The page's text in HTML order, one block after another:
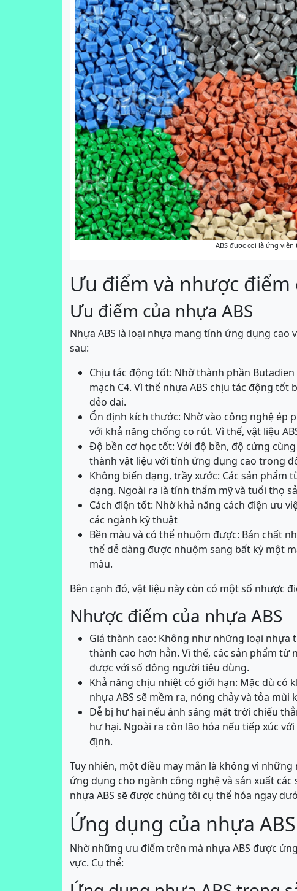
ABS được coi là ứng
Ưu điểm và nhược điểm
Ưu điểm của nhựa ABS
Nhựa ABS là loại nhựa mang tính ứng dụng
sau:
Chịu tác động tốt: Nhờ thành phần
mạch C4. Vì thế nhựa ABS chịu tác động
dẻo dai.
Ổn định kích thước: Nhờ vào công nghệ ép
với khả năng chống co rút. Vì thế, vật liệu
Độ bền cơ học tốt: Với độ bền, độ cứng
thành vật liệu với tính ứng dụng cao trong
Không biến dạng, trầy xước: Các sản phẩm
dạng. Ngoài ra là tính thẩm mỹ và tuổi thọ
Cách điện tốt: Nhờ khả năng cách điện ưu
các ngành kỹ thuật
Bền màu và có thể nhuộm được: Bản chất
thể dễ dàng được nhuộm sang bất kỳ một
màu.
Bên cạnh đó, vật liệu này còn có một số nhược
Nhược điểm của nhựa ABS
Giá thành cao: Không như những loại nhựa
thành cao hơn hẳn. Vì thế, các sản phẩm từ
được với số đông người tiêu dùng.
Khả năng chịu nhiệt có giới hạn: Mặc dù có
nhựa ABS sẽ mềm ra, nóng chảy và tỏa mùi
Dễ bị hư hại nếu ánh sáng mặt trời chiếu
hư hại. Ngoài ra còn lão hóa nếu tiếp xúc
định.
Tuy nhiên, một điều may mắn là không vì
ứng dụng cho ngành công nghệ và sản xuất
nhựa ABS sẽ được chúng tôi cụ thể hóa ngay
Ứng dụng của nhựa ABS
Nhờ những ưu điểm trên mà nhựa ABS được
vực. Cụ thể: